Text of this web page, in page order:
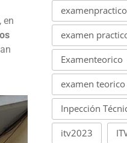
en
examenpractico
examen
Examenteorico
examen teorico
Inpección
itv2023